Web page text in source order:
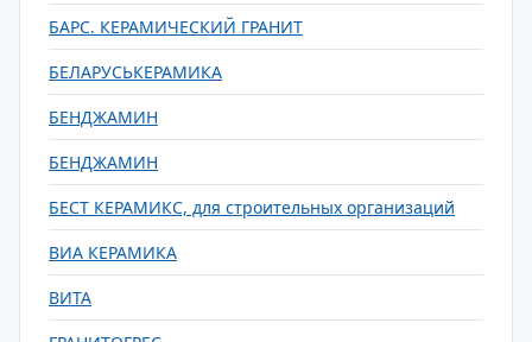
БАРС. КЕРАМИЧЕСКИЙ ГРАНИТ
БЕЛАРУСЬКЕРАМИКА
БЕНДЖАМИН
БЕНДЖАМИН
БЕСТ КЕРАМИКС, для строительных организаций
ВИА КЕРАМИКА
ВИТА